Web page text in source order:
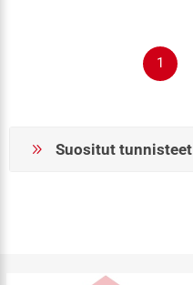
1
Suositut tunnisteet